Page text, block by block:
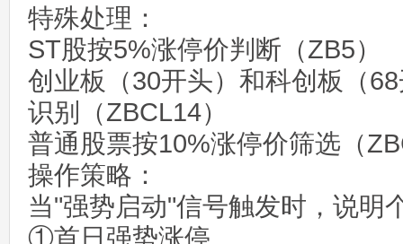
特殊处理：
ST股按5%涨停价判断（ZB5）
创业板（30开头）和科创板（
识别（ZBCL14）
普通股票按10%涨停价筛选（
操作策略：
当"强势启动"信号触发时，说明
①首日强势涨停